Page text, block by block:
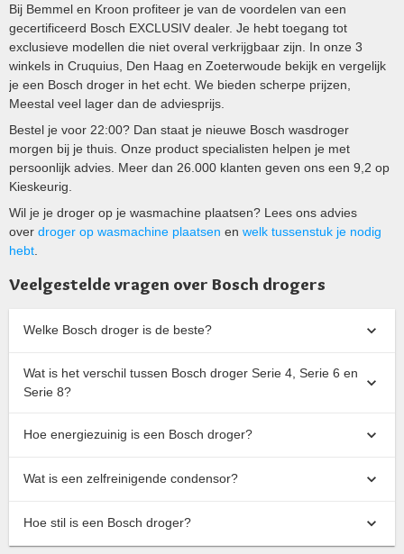
Bij Bemmel en Kroon profiteer je van de voordelen van een
gecertificeerd Bosch EXCLUSIV dealer. Je hebt toegang tot
exclusieve modellen die niet overal verkrijgbaar zijn. In onze 3
winkels in Cruquius, Den Haag en Zoeterwoude bekijk en vergelijk
je een Bosch droger in het echt. We bieden scherpe prijzen,
Meestal veel lager dan de adviesprijs.
Bestel je voor 22:00? Dan staat je nieuwe Bosch wasdroger
morgen bij je thuis. Onze product specialisten helpen je met
persoonlijk advies. Meer dan 26.000 klanten geven ons een 9,2 op
Kieskeurig.
Wil je je droger op je wasmachine plaatsen? Lees ons advies
over droger op wasmachine plaatsen en welk tussenstuk je nodig
hebt
Veelgestelde vragen over Bosch drogers
Welke Bosch droger is de beste?
Wat is het verschil tussen Bosch droger Serie 4, Serie 6 en
Serie 8?
Hoe energiezuinig is een Bosch droger?
Wat is een zelfreinigende condensor?
Hoe stil is een Bosch droger?